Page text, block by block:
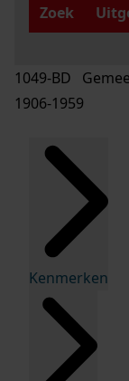
Zoek
1049-BD
1906-1959
Kenmerken